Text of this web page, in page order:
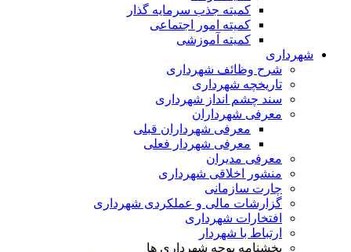
کمیته جذب سرمایه گذار
کمیته امور اجتماعی
کمیته آموزشی
شهرداری
شرح وظائف شهرداری
تاریخچه شهرداری
سند چشم انداز شهرداری
معرفی شهرداران
معرفی شهرداران قبلی
معرفی شهردار فعلی
معرفی مدیران
منشور اخلاقی شهرداری
چارت سازمانی
گزارشات مالی و عملکردی شهرداری
افتخارات شهرداری
ارتباط با شهردار
بخشنامه بوجه شهرداری ها